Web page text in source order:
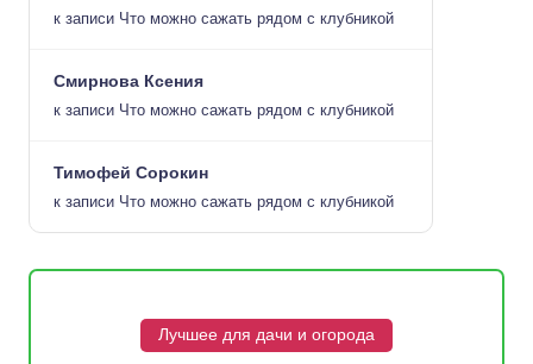
к записи Что можно сажать рядом с клубникой
Смирнова Ксения
к записи Что можно сажать рядом с клубникой
Тимофей Сорокин
к записи Что можно сажать рядом с клубникой
Лучшее для дачи и огорода